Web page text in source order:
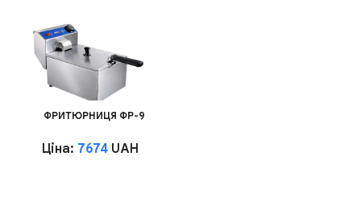
ФРИТЮРНИЦЯ ФР-9
Ціна: 7674 UAH